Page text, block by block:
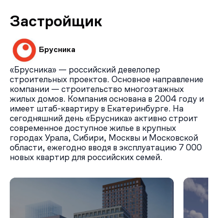
Перовская эстакада и Юго‑Восточная хорда. Поездка
до ТТК займёт около 10 минут, до Кремля — примерно
20 минут.
Застройщик
Брусника
«Брусника» — российский девелопер
строительных проектов. Основное направление
компании — строительство многоэтажных
жилых домов. Компания основана в 2004 году и
имеет штаб-квартиру в Екатеринбурге. На
сегодняшний день «Брусника» активно строит
современное доступное жилье в крупных
городах Урала, Сибири, Москвы и Московской
области, ежегодно вводя в эксплуатацию 7 000
новых квартир для российских семей.